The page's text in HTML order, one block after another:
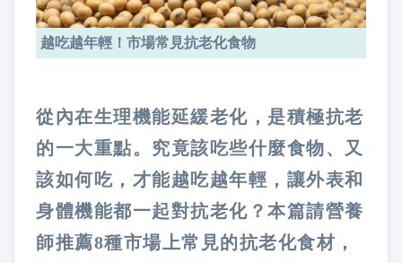
越吃越年輕！市場常見抗老化食物
從內在生理機能延緩老化，是積極抗老
的一大重點。究竟該吃些什麼食物、又
該如何吃，才能越吃越年輕，讓外表和
身體機能都一起對抗老化？本篇請營養
師推薦8種市場上常見的抗老化食材，